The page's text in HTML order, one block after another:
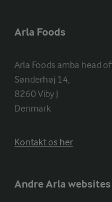
Arla Foods
Arla Foods amba head
Sønderhøj 14,
8260 Viby J
Denmark
Kontakt os her
Andre Arla websites